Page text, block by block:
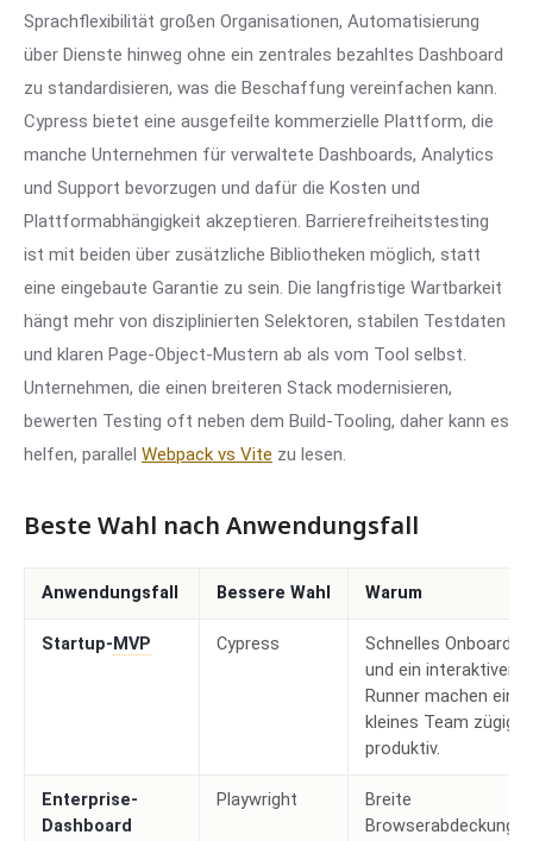
Sprachflexibilität großen Organisationen, Automatisierung
über Dienste hinweg ohne ein zentrales bezahltes Dashboard
zu standardisieren, was die Beschaffung vereinfachen kann.
Cypress bietet eine ausgefeilte kommerzielle Plattform, die
manche Unternehmen für verwaltete Dashboards, Analytics
und Support bevorzugen und dafür die Kosten und
Plattformabhängigkeit akzeptieren. Barrierefreiheitstesting
ist mit beiden über zusätzliche Bibliotheken möglich, statt
eine eingebaute Garantie zu sein. Die langfristige Wartbarkeit
hängt mehr von disziplinierten Selektoren, stabilen Testdaten
und klaren Page-Object-Mustern ab als vom Tool selbst.
Unternehmen, die einen breiteren Stack modernisieren,
bewerten Testing oft neben dem Build-Tooling, daher kann es
helfen, parallel Webpack vs Vite zu lesen.
Beste Wahl nach Anwendungsfall
Anwendungsfall Bessere Wahl Warum
Startup- MVP Cypress
Schnelles Onboarding
und ein interaktiver
Runner machen ein
kleines Team zügig
produktiv.
Enterprise-
Dashboard
Playwright
Breite
Browserabdeckung